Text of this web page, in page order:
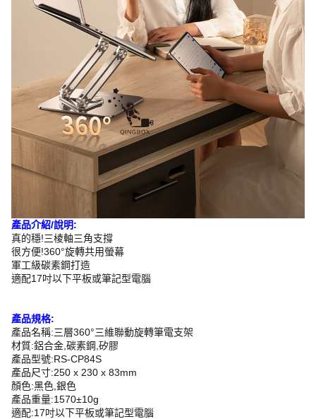
產品介紹/說明:
真的穩!三棱軸三角支撐
很方便!360°旋轉共用螢幕
軍工級碳素鋼打造
適配17吋以下平板或筆記型電腦
產品規格:
產品名稱:三層360°三維聯動旋轉筆電支架
材質:鋁合金,碳素鋼,矽膠
產品型號:RS-CP84S
產品尺寸:250 x 230 x 83mm
顏色:黑色,銀色
產品重量:1570±10g
適配:17吋以下平板或筆記型電腦